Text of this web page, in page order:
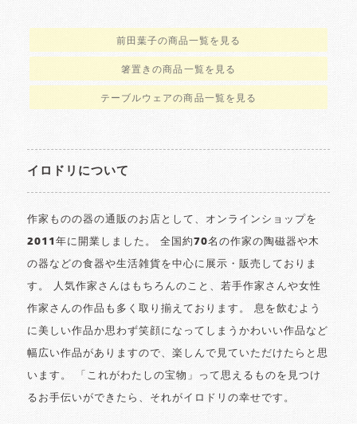
前田葉子の商品一覧を見る
箸置きの商品一覧を見る
テーブルウェアの商品一覧を見る
イロドリについて
作家ものの器の通販のお店として、オンラインショップを
2011年に開業しました。 全国約70名の作家の陶磁器や木
の器などの食器や生活雑貨を中心に展示・販売しておりま
す。 人気作家さんはもちろんのこと、若手作家さんや女性
作家さんの作品も多く取り揃えております。 息を飲むよう
に美しい作品か思わず笑顔になってしまうかわいい作品など
幅広い作品がありますので、楽しんで見ていただけたらと思
います。 「これがわたしの宝物」って思えるものを見つけ
るお手伝いができたら、それがイロドリの幸せです。